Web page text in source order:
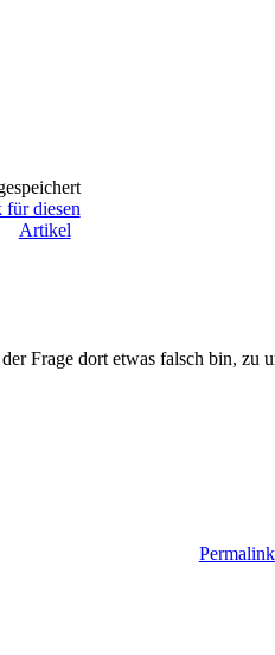
für diesen
Artikel
Frage dort etwas falsch bin, zu